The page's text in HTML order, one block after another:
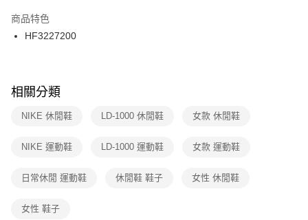
２．訂單成立數日內，您將收到繳費通知簡訊。
３．收到繳費通知簡訊後14天內，點擊此簡訊中的連結，可透過四大超商／
ATM／網路銀行／等多元方式進行付款，方視為交易完成。
※ 交易是否成功請以「AFTEE先享後付 」之結帳頁面顯示為準，若有關於
是否繳費成功／繳費後需取消欲退款等相關疑問，請聯繫「AFTEE先享後付
客戶支援中心」
https://netprotections.freshdesk.com/support/home
１．透過由恩沛科技股份有限公司提供之「AFTEE先享後付」服務完成之交
權轉讓予恩沛科技股份有限公司。
３．未成年的使用者請事先徵得法定代理人或監護人之同意方可使用
付款後門市自取
每筆NT$100，滿NT$1,500(含以上)免運費
商品特色
HF3227200
相關分類
NIKE 休閒鞋 LD-1000 休閒鞋 女款 休閒鞋
NIKE 運動鞋 LD-1000 運動鞋 女款 運動鞋
日常休閒 運動鞋 休閒鞋 鞋子 女性 休閒鞋
女性 鞋子